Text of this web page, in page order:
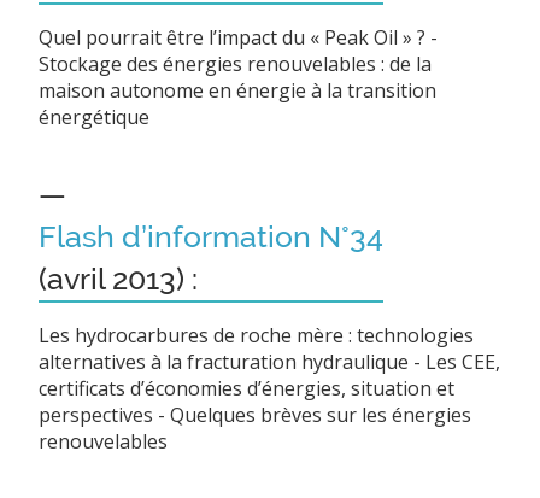
Quel pourrait être l’impact du « Peak Oil » ? -
Stockage des énergies renouvelables : de la
maison autonome en énergie à la transition
énergétique
—
Flash d’information N°34
(avril 2013) :
Les hydrocarbures de roche mère : technologies
alternatives à la fracturation hydraulique - Les CEE,
certificats d’économies d’énergies, situation et
perspectives - Quelques brèves sur les énergies
renouvelables